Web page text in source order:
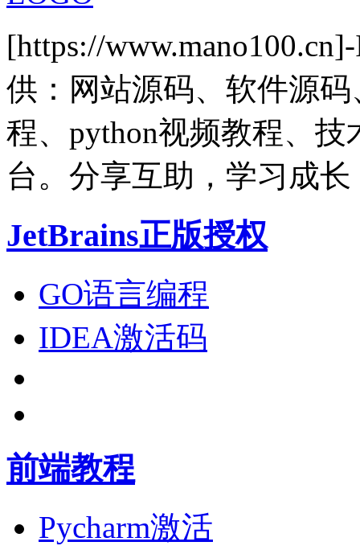
[https://
供：网站源码、软件源
程、python视频教程、
台。分享互助，学习成长
JetBrains正版授权
GO语言编程
IDEA激活码
前端教程
Pycharm激活